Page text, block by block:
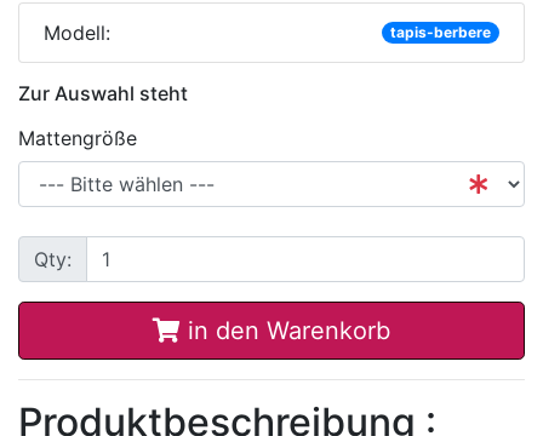
Modell: tapis-berbere
Zur Auswahl steht
Mattengröße
Qty:
in den Warenkorb
Produktbeschreibung :